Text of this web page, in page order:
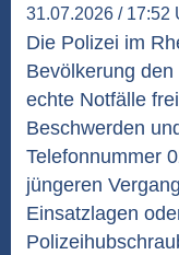
31.07.2026 / 17:52
Die Polizei im
Bevölkerung
echte Notfälle
Beschwerden
Telefonnummer
jüngeren
Einsatzlagen